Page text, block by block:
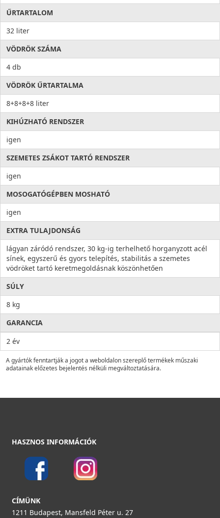
ŰRTARTALOM
32 liter
VÖDRÖK SZÁMA
4 db
VÖDRÖK ŰRTARTALMA
8+8+8+8 liter
KIHÚZHATÓ RENDSZER
igen
SZEMETES ZSÁKOT TARTÓ RENDSZER
igen
MOSOGATÓGÉPBEN MOSHATÓ
igen
EXTRA TULAJDONSÁG
lágyan záródó rendszer, 30 kg-ig terhelhető horganyzott acél
sínek, egyszerű és gyors telepítés, stabilitás a szemetes
vödröket tartó keretmegoldásnak köszönhetően
SÚLY
8 kg
GARANCIA
2 év
A gyártók fenntartják a jogot a weboldalon szereplő termékek műszaki
adatainak előzetes bejelentés nélküli megváltoztatására.
HASZNOS INFORMÁCIÓK
CÍMÜNK
1211 Budapest, Mansfeld Péter u. 27